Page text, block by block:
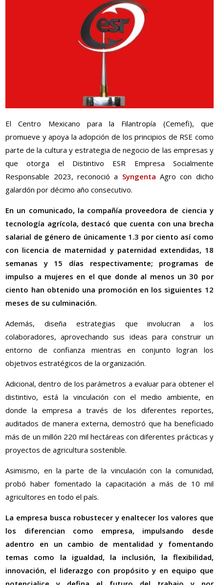
El Centro Mexicano para la Filantropía (Cemefi), que
promueve y apoya la adopción de los principios de RSE como
parte de la cultura y estrategia de negocio de las empresas y
que otorga el Distintivo ESR Empresa Socialmente
Responsable 2023, reconoció a Syngenta Agro con dicho
galardón por décimo año consecutivo.
En un comunicado, la compañía proveedora de ciencia y
tecnología agrícola, destacó que cuenta con una brecha
salarial de género de únicamente 1.3 por ciento así como
con licencia de maternidad y paternidad extendidas, 18
semanas y 15 días respectivamente; programas de
impulso a mujeres en el que donde al menos un 30 por
ciento han obtenido una promoción en los siguientes 12
meses de su culminación.
Además, diseña estrategias que involucran a los
colaboradores, aprovechando sus ideas para construir un
entorno de confianza mientras en conjunto logran los
objetivos estratégicos de la organización.
Adicional, dentro de los parámetros a evaluar para obtener el
distintivo, está la vinculación con el medio ambiente, en
donde la empresa a través de los diferentes reportes,
auditados de manera externa, demostró que ha beneficiado
más de un millón 220 mil hectáreas con diferentes prácticas y
proyectos de agricultura sostenible.
Asimismo, en la parte de la vinculación con la comunidad,
probó haber fomentado la capacitación a más de 10 mil
agricultores en todo el país.
La empresa busca robustecer y enaltecer los valores que
los diferencian como empresa, impulsando desde
adentro en un cambio de mentalidad y fomentando
temas como la igualdad, la inclusión, la flexibilidad,
innovación, el liderazgo con propósito y en equipo que